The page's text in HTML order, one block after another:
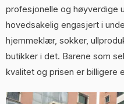
profesjonelle og høyverdige
hovedsakelig engasjert i
hjemmeklær, sokker,
butikker i det. Barene som
kvalitet og prisen er billigere